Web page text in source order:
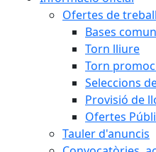
Ofertes de treball
Bases
Torn lliure
Torn
Seleccions
Provisió de
Ofertes
Tauler d'anuncis